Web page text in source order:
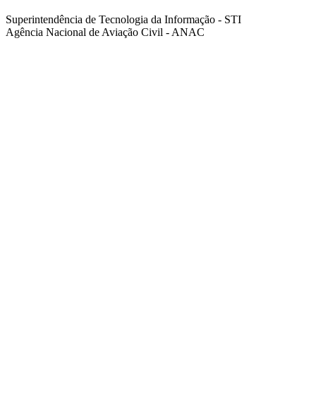
Superintendência de Tecnologia da Informação - STI
Agência Nacional de Aviação Civil - ANAC